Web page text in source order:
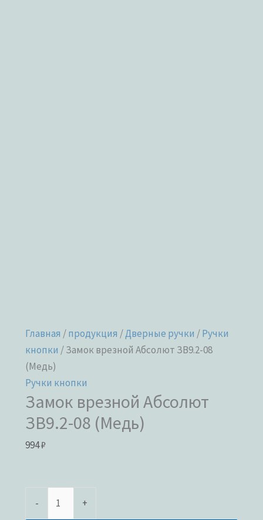
Главная /продукция /Дверные ручки /Ручки
кнопки / Замок врезной Абсолют ЗВ9.2-08
(Медь)
Ручки кнопки
Замок врезной Абсолют
ЗВ9.2-08 (Медь)
994₽
- +